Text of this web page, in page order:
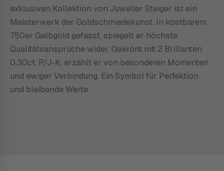
exklusiven Kollektion von Juwelier Steiger ist ein
Meisterwerk der Goldschmiedekunst. In kostbarem
750er Gelbgold gefasst, spiegelt er höchste
Qualitätsansprüche wider. Gekrönt mit 2 Brillanten
0,30ct. P/J-K, erzählt er von besonderen Momenten
und ewiger Verbindung. Ein Symbol für Perfektion
und bleibende Werte.